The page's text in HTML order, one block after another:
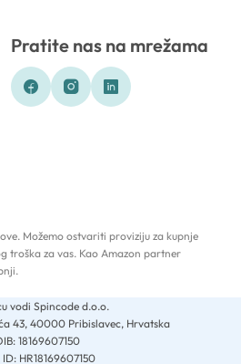
Pratite nas na mrežama
Možemo ostvariti proviziju za kupnje
troška za vas. Kao Amazon partner
vodi Spincode d.o.o.
43, 40000 Pribislavec, Hrvatska
18169607150
ID: HR18169607150